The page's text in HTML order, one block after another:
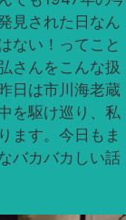
見された日なん
ない！ってこと
さんをこんな扱
日は市川海老蔵
を駆け巡り、私
ます。今日もま
バカバカしい話